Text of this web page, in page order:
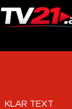
KLAR TEXT